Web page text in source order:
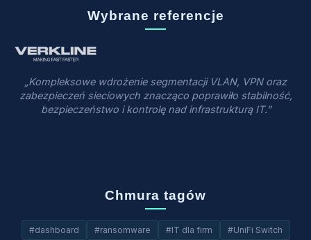
Wybrane referencje
„Kompleksowe wdrożenie segmentacji VLAN, VPN oraz
zabezpieczeń sieciowych znacząco poprawiło stabilność,
bezpieczeństwo i kontrolę nad infrastrukturą IT.”
Chmura tagów
#dashboard #ransomware #IT dla firm
#UniFi Switch